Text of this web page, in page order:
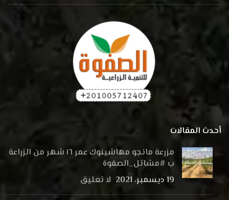
أحدث المقالات
مزرعة مانجو مهاشينوك عمر ١٦ شهر من الزراعة
ب #مشاتل_الصفوة
19 ديسمبر، 2021
لا تعليق